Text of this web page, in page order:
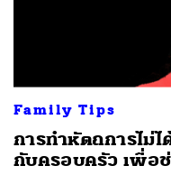
Family Tips
การทำหัตถการไม่ไ
กับครอบครัว เพื่อ